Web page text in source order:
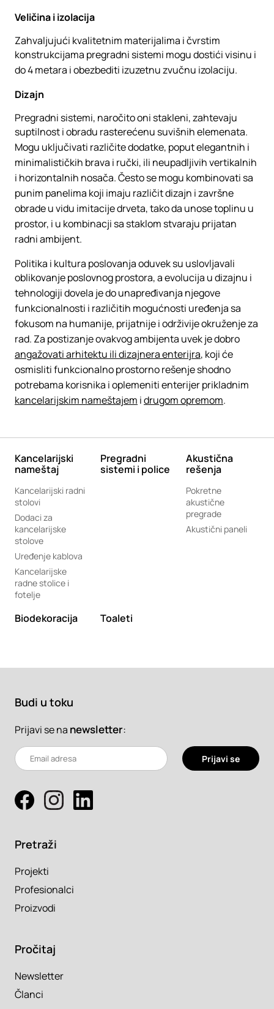
Veličina i izolacija
Zahvaljujući kvalitetnim materijalima i čvrstim
konstrukcijama pregradni sistemi mogu dostići visinu i
do 4 metara i obezbediti izuzetnu zvučnu izolaciju.
Dizajn
Pregradni sistemi, naročito oni stakleni, zahtevaju
suptilnost i obradu rasterećenu suvišnih elemenata.
Mogu uključivati različite dodatke, poput elegantnih i
minimalističkih brava i ručki, ili neupadljivih vertikalnih
i horizontalnih nosača. Često se mogu kombinovati sa
punim panelima koji imaju različit dizajn i završne
obrade u vidu imitacije drveta, tako da unose toplinu u
prostor, i u kombinacji sa staklom stvaraju prijatan
radni ambijent.
Politika i kultura poslovanja oduvek su uslovljavali
oblikovanje poslovnog prostora, a evolucija u dizajnu i
tehnologiji dovela je do unapređivanja njegove
funkcionalnosti i različitih mogućnosti uređenja sa
fokusom na humanije, prijatnije i održivije okruženje za
rad. Za postizanje ovakvog ambijenta uvek je dobro
angažovati arhitektu ili dizajnera enterijra, koji će
osmisliti funkcionalno prostorno rešenje shodno
potrebama korisnika i oplemeniti enterijer prikladnim
kancelarijskim nameštajem idrugom opremom.
Kancelarijski
nameštaj
Kancelarijski radni
stolovi
Dodaci za
kancelarijske
stolove
Uređenje kablova
Kancelarijske
radne stolice i
fotelje
Pregradni
sistemi i police
Akustična
rešenja
Pokretne
akustične
pregrade
Akustični paneli
Biodekoracija Toaleti
Budi u toku
Prijavi se na newsletter:
Prijavi se
Pretraži
Projekti
Profesionalci
Proizvodi
Pročitaj
Newsletter
Članci